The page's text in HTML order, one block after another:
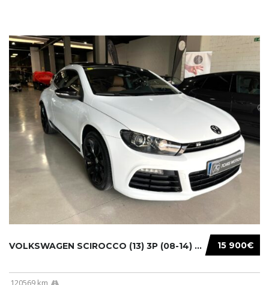
15 900€
VOLKSWAGEN SCIROCCO (13) 3P (08-14) 2010...
120569 km